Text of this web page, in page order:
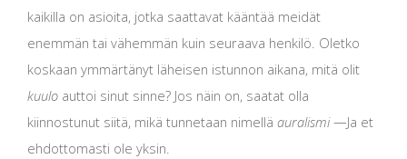
kaikilla on asioita, jotka saattavat kääntää meidät
enemmän tai vähemmän kuin seuraava henkilö. Oletko
koskaan ymmärtänyt läheisen istunnon aikana, mitä olit
kuulo auttoi sinut sinne? Jos näin on, saatat olla
kiinnostunut siitä, mikä tunnetaan nimellä auralismi—Ja et
ehdottomasti ole yksin.